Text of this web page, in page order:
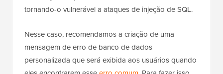
banco de dadosem seu site, que pode exibir
tornando-o vulnerável a ataques de injeção de SQL.
Nesse caso, recomendamos a criação de uma
mensagem de erro de banco de dados